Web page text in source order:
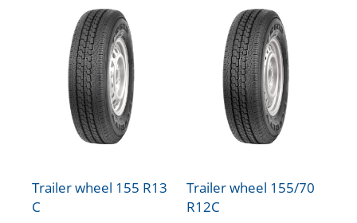
Trailer wheel 155 R13
C
Trailer wheel 155/70
R12C